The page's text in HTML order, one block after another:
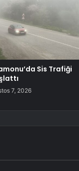
Sis Trafiği
7, 2026